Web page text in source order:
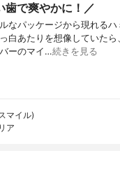
歯で爽やかに！／
なパッケージから現れる
白あたりを想像していた
ーのマイ…続きを見る
マイル)
ア